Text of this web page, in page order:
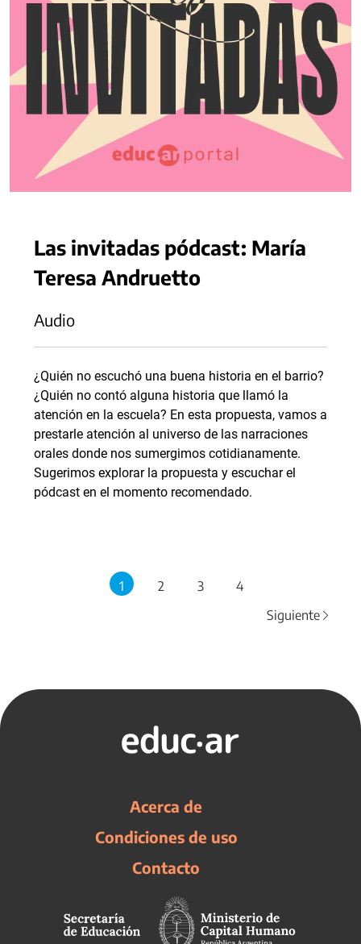
Las invitadas pódcast: María
Teresa Andruetto
Audio
¿Quién no escuchó una buena historia en el barrio?
¿Quién no contó alguna historia que llamó la
atención en la escuela? En esta propuesta, vamos a
prestarle atención al universo de las narraciones
orales donde nos sumergimos cotidianamente.
Sugerimos explorar la propuesta y escuchar el
pódcast en el momento recomendado.
1 2 3
4
Siguiente
Acerca de
Condiciones de uso
Contacto